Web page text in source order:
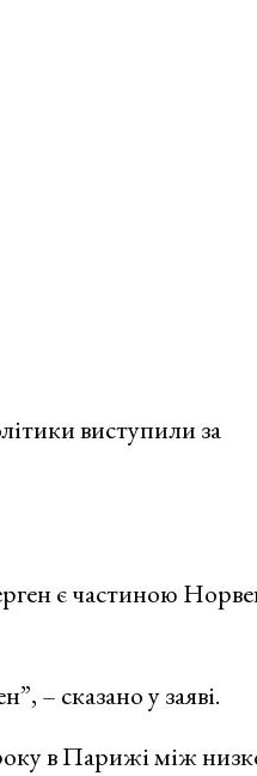
виступили за
є частиною
– сказано у заяві.
в Парижі між